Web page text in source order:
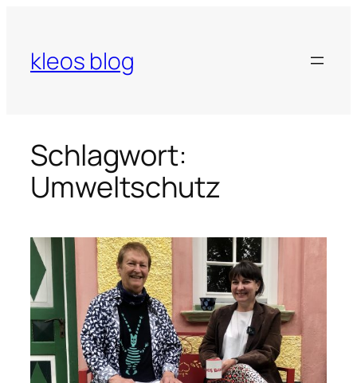
springen
kleos blog
Schlagwort:
Umweltschutz